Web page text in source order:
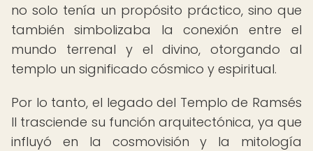
no solo tenía un propósito práctico, sino que
también simbolizaba la conexión entre el
mundo terrenal y el divino, otorgando al
templo un significado cósmico y espiritual.
Por lo tanto, el legado del Templo de Ramsés
II trasciende su función arquitectónica, ya que
influyó en la cosmovisión y la mitología